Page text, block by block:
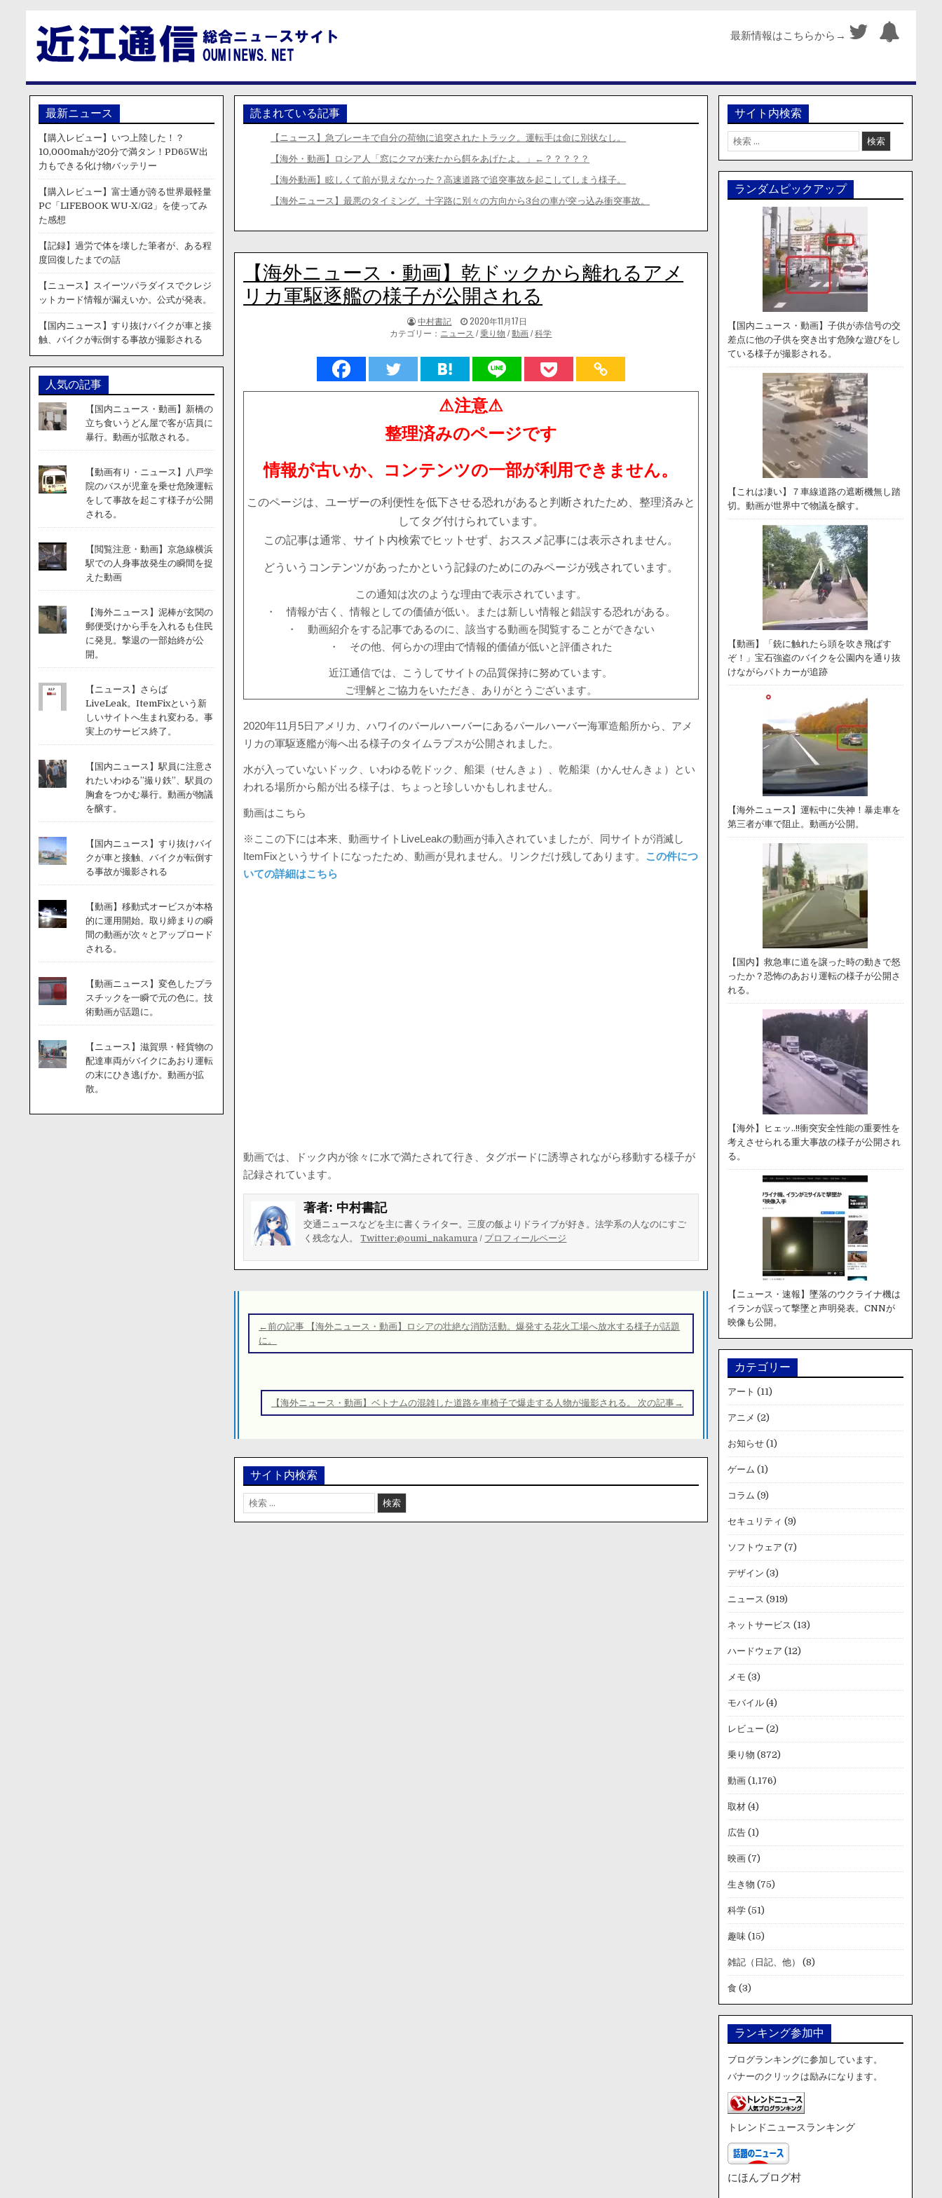
最新情報はこちらから→
読まれている記事
【ニュース】急ブレーキで自分の荷物に追突されたトラック。運転手は命に別状なし。
【海外・動画】ロシア人「窓にクマが来たから餌をあげたよ。」←？？？？？
【海外動画】眩しくて前が見えなかった？高速道路で追突事故を起こしてしまう様子。
【海外ニュース】最悪のタイミング。十字路に別々の方向から3台の車が突っ込み衝突事故。
【海外ニュース・動画】乾ドックから離れるアメ
リカ軍駆逐艦の様子が公開される
著
者:
中村書記
掲
載
2020年11月17日
カテゴリー： ニュース /乗り物 /動画 /科学
⚠注意⚠
整理済みのページです
情報が古いか、コンテンツの一部が利用できません。
このページは、ユーザーの利便性を低下させる恐れがあると判断されたため、整理済みと
してタグ付けられています。
この記事は通常、サイト内検索でヒットせず、おススメ記事には表示されません。
どういうコンテンツがあったかという記録のためにのみページが残されています。
この通知は次のような理由で表示されています。
・ 情報が古く、情報としての価値が低い。または新しい情報と錯誤する恐れがある。
・ 動画紹介をする記事であるのに、該当する動画を閲覧することができない
・ その他、何らかの理由で情報的価値が低いと評価された
近江通信では、こうしてサイトの品質保持に努めています。
ご理解とご協力をいただき、ありがとうございます。
2020年11月5日アメリカ、ハワイのパールハーバーにあるパールハーバー海軍造船所から、アメ
リカの軍駆逐艦が海へ出る様子のタイムラプスが公開されました。
水が入っていないドック、いわゆる乾ドック、船渠（せんきょ）、乾船渠（かんせんきょ）とい
われる場所から船が出る様子は、ちょっと珍しいかもしれません。
動画はこちら
※ここの下には本来、動画サイトLiveLeakの動画が挿入されていましたが、同サイトが消滅し
ItemFixというサイトになったため、動画が見れません。リンクだけ残してあります。 この件につ
いての詳細はこちら
動画では、ドック内が徐々に水で満たされて行き、タグボードに誘導されながら移動する様子が
記録されています。
著者: 中村書記
交通ニュースなどを主に書くライター。三度の飯よりドライブが好き。法学系の人なのにすご
く残念な人。Twitter:@oumi_nakamura / プロフィールページ
稿
ナ
シ
ン
←前の記事 【海外ニュース・動画】ロシアの壮絶な消防活動。爆発する花火工場へ放水する様子が話題
に。
【海外ニュース・動画】ベトナムの混雑した道路を車椅子で爆走する人物が撮影される。 次の記事→
サイト内検索
検
索:
最新ニュース
【購入レビュー】いつ上陸した！？
10,000mahが20分で満タン！PD65W出
力もできる化け物バッテリー
【購入レビュー】富士通が誇る世界最軽量
PC「LIFEBOOK WU-X/G2」を使ってみ
た感想
【記録】過労で体を壊した筆者が、ある程
度回復したまでの話
【ニュース】スイーツパラダイスでクレジ
ットカード情報が漏えいか。公式が発表。
【国内ニュース】すり抜けバイクが車と接
触、バイクが転倒する事故が撮影される
人気の記事
【国内ニュース・動画】新橋の
立ち食いうどん屋で客が店員に
暴行。動画が拡散される。
【動画有り・ニュース】八戸学
院のバスが児童を乗せ危険運転
をして事故を起こす様子が公開
される。
【閲覧注意・動画】京急線横浜
駅での人身事故発生の瞬間を捉
えた動画
【海外ニュース】泥棒が玄関の
郵便受けから手を入れるも住民
に発見。撃退の一部始終が公
開。
【ニュース】さらば
LiveLeak。ItemFixという新
しいサイトへ生まれ変わる。事
実上のサービス終了。
【国内ニュース】駅員に注意さ
れたいわゆる”撮り鉄”、駅員の
胸倉をつかむ暴行。動画が物議
を醸す。
【国内ニュース】すり抜けバイ
クが車と接触、バイクが転倒す
る事故が撮影される
【動画】移動式オービスが本格
的に運用開始。取り締まりの瞬
間の動画が次々とアップロード
される。
【動画ニュース】変色したプラ
スチックを一瞬で元の色に。技
術動画が話題に。
【ニュース】滋賀県・軽貨物の
配達車両がバイクにあおり運転
の末にひき逃げか。動画が拡
散。
サイト内検索
検
索:
ランダムピックアップ
【国内ニュース・動画】子供が赤信号の交
差点に他の子供を突き出す危険な遊びをし
ている様子が撮影される。
【これは凄い】７車線道路の遮断機無し踏
切。動画が世界中で物議を醸す。
【動画】「銃に触れたら頭を吹き飛ばす
ぞ！」宝石強盗のバイクを公園内を通り抜
けながらパトカーが追跡
【海外ニュース】運転中に失神！暴走車を
第三者が車で阻止。動画が公開。
【国内】救急車に道を譲った時の動きで怒
ったか？恐怖のあおり運転の様子が公開さ
れる。
【海外】ヒェッ..!!衝突安全性能の重要性を
考えさせられる重大事故の様子が公開され
る。
【ニュース・速報】墜落のウクライナ機は
イランが誤って撃墜と声明発表。CNNが
映像も公開。
カテゴリー
アート (11)
アニメ (2)
お知らせ(1)
ゲーム (1)
コラム (9)
セキュリティ (9)
ソフトウェア (7)
デザイン (3)
ニュース (919)
ネットサービス (13)
ハードウェア (12)
メモ (3)
モバイル(4)
レビュー (2)
乗り物 (872)
動画(1,176)
取材(4)
広告(1)
映画(7)
生き物 (75)
科学(51)
趣味(15)
雑記（日記、他） (8)
食 (3)
ランキング参加中
ブログランキングに参加しています。
バナーのクリックは励みになります。
トレンドニュースランキング
にほんブログ村